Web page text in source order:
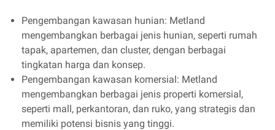
Pengembangan kawasan hunian: Metland
mengembangkan berbagai jenis hunian, seperti rumah
tapak, apartemen, dan cluster, dengan berbagai
tingkatan harga dan konsep.
Pengembangan kawasan komersial: Metland
mengembangkan berbagai jenis properti komersial,
seperti mall, perkantoran, dan ruko, yang strategis dan
memiliki potensi bisnis yang tinggi.